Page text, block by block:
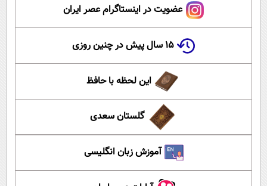
عضویت در اینستاگرام عصر ایران
۱۵ سال پیش در چنین روزی
این لحظه با حافظ
گلستان سعدی
آموزش زبان انگلیسی